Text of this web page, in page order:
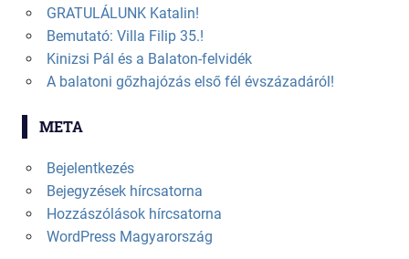
GRATULÁLUNK Katalin!
Bemutató: Villa Filip 35.!
Kinizsi Pál és a Balaton-felvidék
A balatoni gőzhajózás első fél évszázadáról!
META
Bejelentkezés
Bejegyzések hírcsatorna
Hozzászólások hírcsatorna
WordPress Magyarország